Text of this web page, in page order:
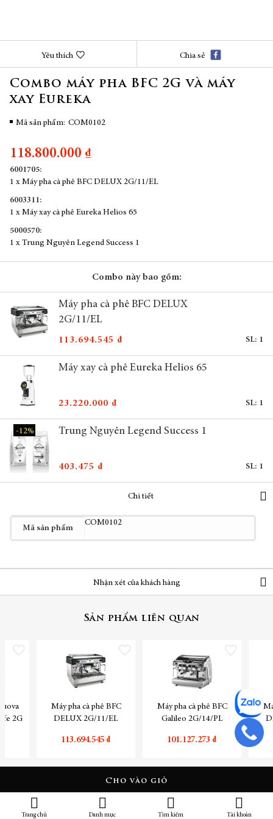
phần
đầu
của
viện
Yêu thích Chia sẻ
Combo máy pha BFC 2G và máy
xay Eureka
Mã sản phẩm COM0102
118.800.000 ₫
Cho vào giỏ
6001705:
1 x Máy pha cà phê BFC DELUX 2G/11/EL
6003311:
1 x Máy xay cà phê Eureka Helios 65
5000570:
1 x Trung Nguyên Legend Success 1
Combo này bao gồm:
Máy pha cà phê BFC DELUX
2G/11/EL
113.694.545 ₫ SL: 1
Máy xay cà phê Eureka Helios 65
23.220.000 ₫ SL: 1
Trung Nguyên Legend Success 1
403.475 ₫ SL: 1
-12%
Chi tiết
Mã sản phẩm
COM0102
Nhận xét của khách hàng
Sản phẩm liên quan
2G
Thêm vào danh sách yêu thích
Máy pha cà phê BFC
DELUX 2G/11/EL
113.694.545 ₫
Thêm vào danh sách yêu thích
Máy pha cà phê BFC
Galileo 2G/14/PL
101.127.273 ₫
Thêm vào danh sách
Trang chủ Danh mục Tìm kiếm Tài khoản